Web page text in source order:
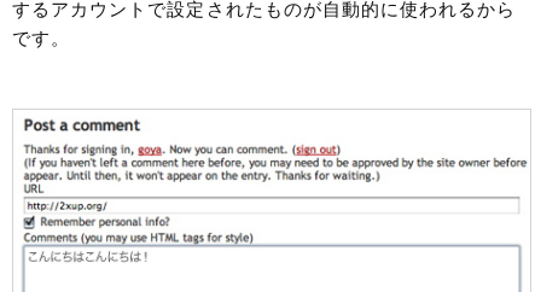
するアカウントで設定されたものが自動的に使われるから
です。